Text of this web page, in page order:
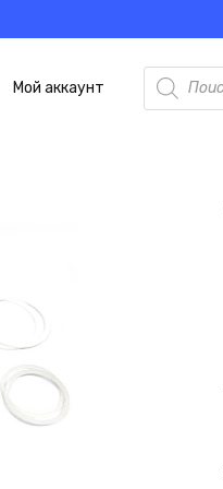
Мой аккаунт
Поиск
товаров